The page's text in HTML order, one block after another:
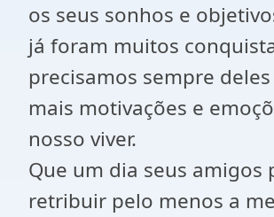
os seus sonhos e
já foram muitos
precisamos sempre
mais motivações e
nosso viver.
Que um dia seus amigos
retribuir pelo menos a